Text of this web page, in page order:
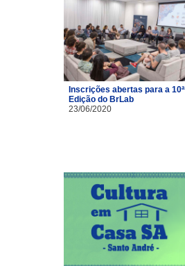
Inscrições abertas para a 10ª
Edição do BrLab
23/06/2020